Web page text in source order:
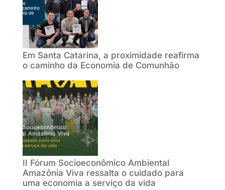
Em Santa Catarina, a proximidade reafirma
o caminho da Economia de Comunhão
II Fórum Socioeconômico Ambiental
Amazônia Viva ressalta o cuidado para
uma economia a serviço da vida